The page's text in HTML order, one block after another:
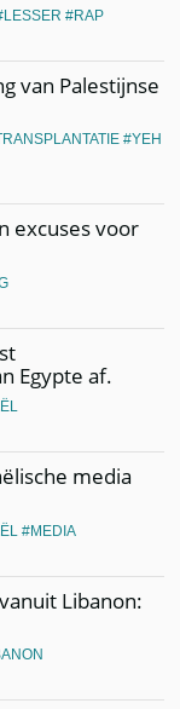
LESSER RAP
van Palestijnse
YEH
excuses voor
Egypte af.
media
MEDIA
Libanon: